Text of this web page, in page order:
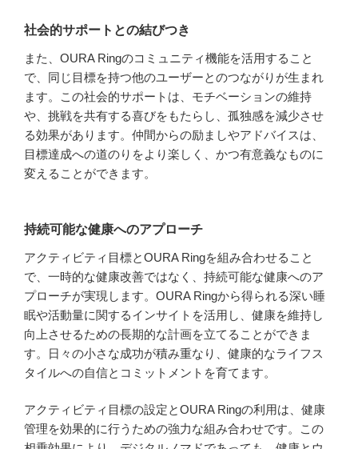
社会的サポートとの結びつき
また、OURA Ringのコミュニティ機能を活用すること
で、同じ目標を持つ他のユーザーとのつながりが生まれ
ます。この社会的サポートは、モチベーションの維持
や、挑戦を共有する喜びをもたらし、孤独感を減少させ
る効果があります。仲間からの励ましやアドバイスは、
目標達成への道のりをより楽しく、かつ有意義なものに
変えることができます。
持続可能な健康へのアプローチ
アクティビティ目標とOURA Ringを組み合わせること
で、一時的な健康改善ではなく、持続可能な健康へのア
プローチが実現します。OURA Ringから得られる深い睡
眠や活動量に関するインサイトを活用し、健康を維持し
向上させるための長期的な計画を立てることができま
す。日々の小さな成功が積み重なり、健康的なライフス
タイルへの自信とコミットメントを育てます。
アクティビティ目標の設定とOURA Ringの利用は、健康
管理を効果的に行うための強力な組み合わせです。この